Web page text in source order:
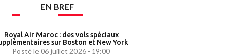
EN BREF
Royal Air Maroc : des vols spéciaux
sur Boston et New York
Posté le 06 juillet 2026 - 19:00